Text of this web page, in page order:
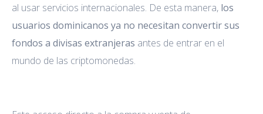
al usar servicios internacionales. De esta manera, los
usuarios dominicanos ya no necesitan convertir sus
fondos a divisas extranjeras antes de entrar en el
mundo de las criptomonedas.